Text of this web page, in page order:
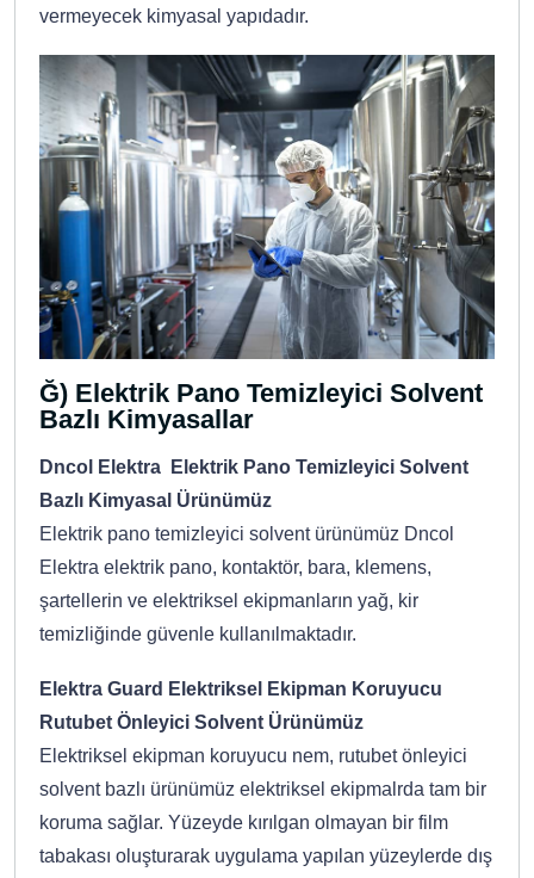
vermeyecek kimyasal yapıdadır.
Ğ) Elektrik Pano Temizleyici Solvent
Bazlı Kimyasallar
Dncol Elektra Elektrik Pano Temizleyici Solvent
Bazlı Kimyasal Ürünümüz
Elektrik pano temizleyici solvent ürünümüz Dncol
Elektra elektrik pano, kontaktör, bara, klemens,
şartellerin ve elektriksel ekipmanların yağ, kir
temizliğinde güvenle kullanılmaktadır.
Elektra Guard Elektriksel Ekipman Koruyucu
Rutubet Önleyici Solvent Ürünümüz
Elektriksel ekipman koruyucu nem, rutubet önleyici
solvent bazlı ürünümüz elektriksel ekipmalrda tam bir
koruma sağlar. Yüzeyde kırılgan olmayan bir film
tabakası oluşturarak uygulama yapılan yüzeylerde dış